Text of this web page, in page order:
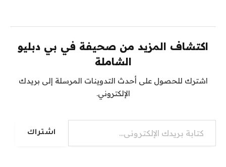
اكتشاف المزيد من صحيفة في بي دبليو
الشاملة
اشترك للحصول على أحدث التدوينات المرسلة إلى بريدك
الإلكتروني.
كتابة بريدك الإلكتروني...
اشتراك